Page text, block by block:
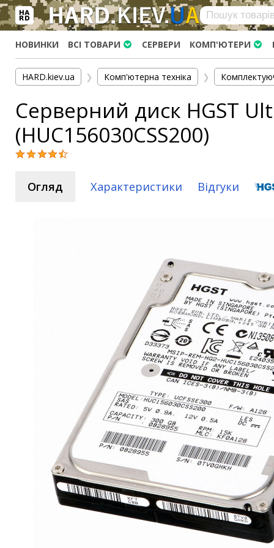
Вхід|Реєстрація×
(097)-938-03-73 Telegram WhatsApp
HARD.KIEV.UA
Послуги
Повернення / Обмін
Доставка та оплата
Комп'ютери
Моноблоки
Контролери RAID
Кулери та системи охолодження
Кошики та салазки для жорстких дисків
Рейки та кріплення
Інші комплектуючі
Заглушки для корпусів
НОВИНКИ ВСІ ТОВАРИ СЕРВЕРИ КОМП'ЮТЕРИ
HARD.kiev.ua ❯ Комп'ютерна техніка ❯
Серверний диск HGST
(HUC156030CSS200)
Огляд Характеристики Відгуки